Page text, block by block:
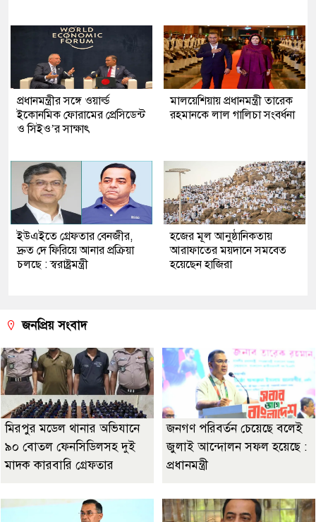
প্রধানমন্ত্রীর সঙ্গে ওয়ার্ল্ড
ইকোনমিক ফোরামের প্রেসিডেন্ট
ও সিইও’র সাক্ষাৎ
মালয়েশিয়ায় প্রধানমন্ত্রী তারেক
রহমানকে লাল গালিচা সংবর্ধনা
ইউএইতে গ্রেফতার বেনজীর,
দ্রুত দে ফিরিয়ে আনার প্রক্রিয়া
চলছে : স্বরাষ্ট্রমন্ত্রী
হজের মূল আনুষ্ঠানিকতায়
আরাফাতের ময়দানে সমবেত
হয়েছেন হাজিরা
জনপ্রিয় সংবাদ
মিরপুর মডেল থানার অভিযানে
৯০ বোতল ফেনসিডিলসহ দুই
মাদক কারবারি গ্রেফতার
জনগণ পরিবর্তন চেয়েছে বলেই
জুলাই আন্দোলন সফল হয়েছে :
প্রধানমন্ত্রী